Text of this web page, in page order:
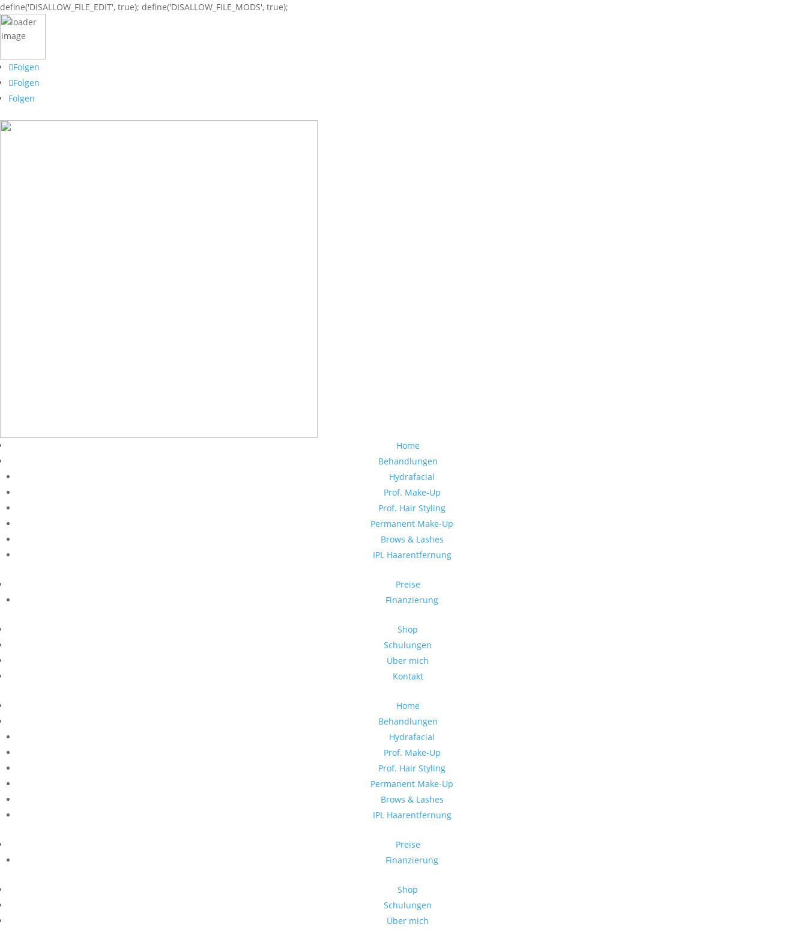
define('DISALLOW_FILE_EDIT', true); define('DISALLOW_FILE_MODS', true);
Folgen
Folgen
Folgen
Home
Behandlungen
Hydrafacial
Prof. Make-Up
Prof. Hair Styling
Permanent Make-Up
Brows & Lashes
IPL Haarentfernung
Preise
Finanzierung
Shop
Schulungen
Über mich
Kontakt
Home
Behandlungen
Hydrafacial
Prof. Make-Up
Prof. Hair Styling
Permanent Make-Up
Brows & Lashes
IPL Haarentfernung
Preise
Finanzierung
Shop
Schulungen
Über mich